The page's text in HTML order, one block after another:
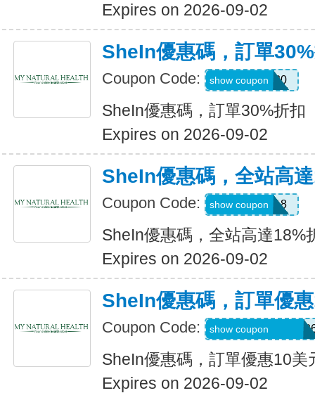
Expires on 2026-09-02
SheIn優惠碼，訂單
Coupon Code: newonly30
show coupon
SheIn優惠碼，訂單30%折扣
Expires on 2026-09-02
SheIn優惠碼，全站高
Coupon Code: MAY0B18
show coupon
SheIn優惠碼，全站高達18%
Expires on 2026-09-02
SheIn優惠碼，訂單優
Coupon Code: show coupon
SheIn優惠碼，訂單優惠10美
Expires on 2026-09-02